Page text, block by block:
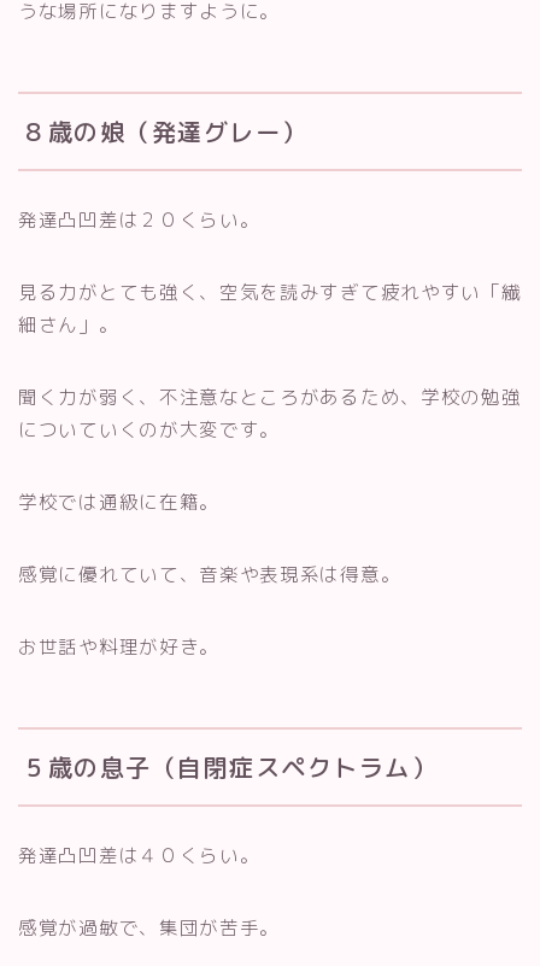
うな場所になりますように。
８歳の娘（発達グレー）
発達凸凹差は２０くらい。
見る力がとても強く、空気を読みすぎて疲れやすい「繊
細さん」。
聞く力が弱く、不注意なところがあるため、学校の勉強
についていくのが大変です。
学校では通級に在籍。
感覚に優れていて、音楽や表現系は得意。
お世話や料理が好き。
５歳の息子（自閉症スペクトラム）
発達凸凹差は４０くらい。
感覚が過敏で、集団が苦手。